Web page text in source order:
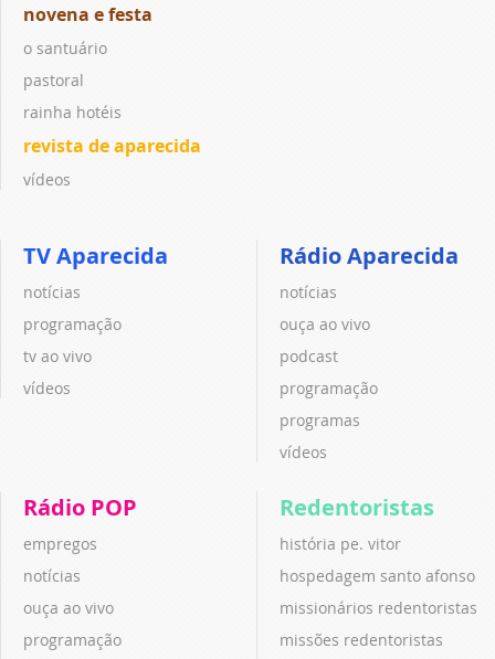
novena e festa
o santuário
pastoral
rainha hotéis
revista de aparecida
vídeos
TV Aparecida
notícias
programação
tv ao vivo
vídeos
Rádio Aparecida
notícias
ouça ao vivo
podcast
programação
programas
vídeos
Rádio POP
empregos
notícias
ouça ao vivo
programação
Redentoristas
história pe. vitor
hospedagem santo afonso
missionários redentoristas
missões redentoristas